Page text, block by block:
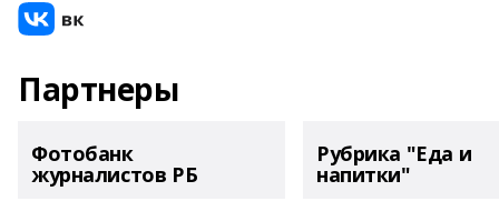
Партнеры
Фотобанк
журналистов РБ
Рубрика "Еда и
напитки"